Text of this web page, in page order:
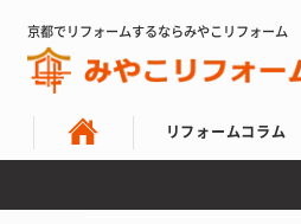
京都でリフォームするならみやこリフォーム
リフォームコラム